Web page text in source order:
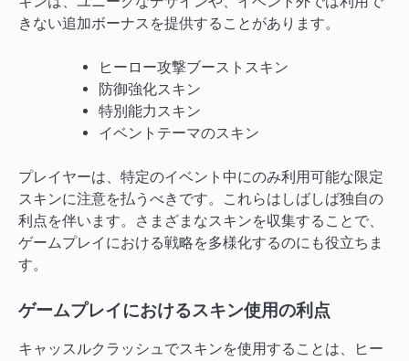
きない追加ボーナスを提供することがあります。
ヒーロー攻撃ブーストスキン
防御強化スキン
特別能力スキン
イベントテーマのスキン
プレイヤーは、特定のイベント中にのみ利用可能な限定
スキンに注意を払うべきです。これらはしばしば独自の
利点を伴います。さまざまなスキンを収集することで、
ゲームプレイにおける戦略を多様化するのにも役立ちま
す。
ゲームプレイにおけるスキン使用の利点
キャッスルクラッシュでスキンを使用することは、ヒー